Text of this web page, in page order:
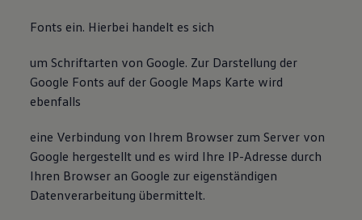
Fonts ein. Hierbei handelt es sich
um Schriftarten von Google. Zur Darstellung der
Google Fonts auf der Google Maps Karte wird
ebenfalls
eine Verbindung von Ihrem Browser zum Server von
Google hergestellt und es wird Ihre IP-Adresse durch
Ihren Browser an Google zur eigenständigen
Datenverarbeitung übermittelt.